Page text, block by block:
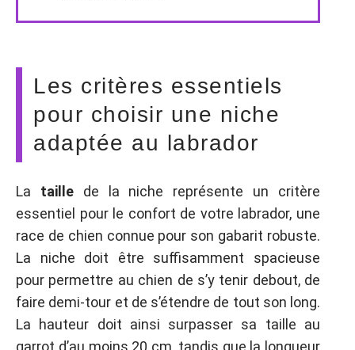
Les critères essentiels
pour choisir une niche
adaptée au labrador
La taillede la niche représente un critère
essentiel pour le confort de votre labrador, une
race de chien connue pour son gabarit robuste.
La niche doit être suffisamment spacieuse
pour permettre au chien de s’y tenir debout, de
faire demi-tour et de s’étendre de tout son long.
La hauteur doit ainsi surpasser sa taille au
garrot d’au moins 20 cm, tandis que la longueur